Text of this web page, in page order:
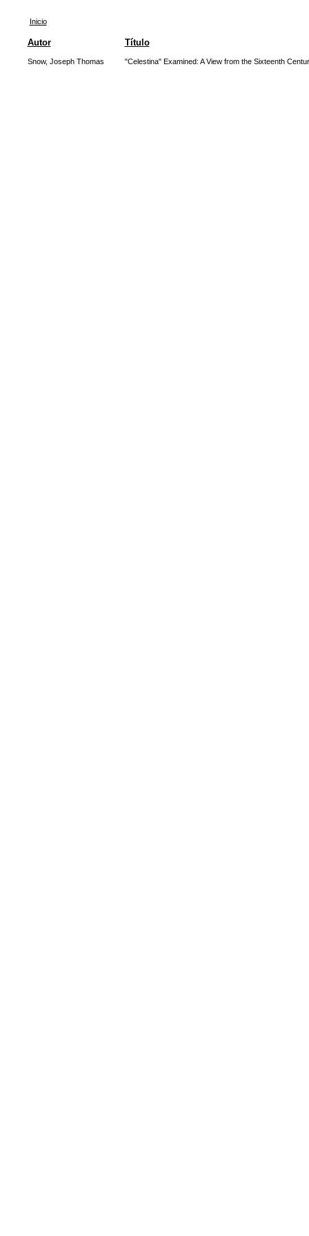
Inicio
Autor Título
Snow, Joseph Thomas "Celestina" Examined: A View from the Sixteenth